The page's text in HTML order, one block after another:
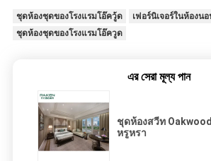
ชุดห้องชุดของโรงแรมโอ๊ควู้ด
เฟอร์นิเจอร์ในห้องน
ชุดห้องชุดของโรงแรมโอ๊ควูด
এর সেরা মূল্য পান
ชุดห้องสวีท
หรูหรา